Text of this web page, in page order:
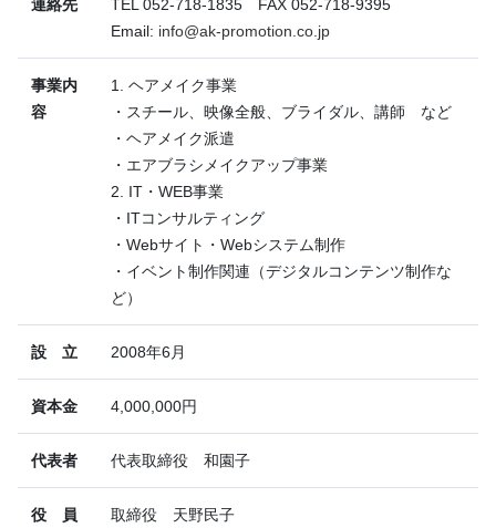
連絡先
TEL 052-718-1835 FAX 052-718-9395
Email: info@ak-promotion.co.jp
事業内
容
1. ヘアメイク事業
・スチール、映像全般、ブライダル、講師 など
・ヘアメイク派遣
・エアブラシメイクアップ事業
2. IT・WEB事業
・ITコンサルティング
・Webサイト・Webシステム制作
・イベント制作関連（デジタルコンテンツ制作な
ど）
設 立 2008年6月
資本金 4,000,000円
代表者 代表取締役 和園子
役 員
取締役 天野民子